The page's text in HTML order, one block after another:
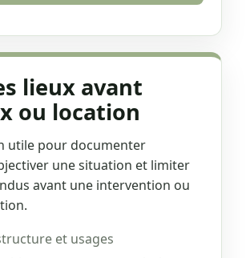
lieux avant
ou location
utile pour documenter
une situation et limiter
avant une intervention ou
et usages